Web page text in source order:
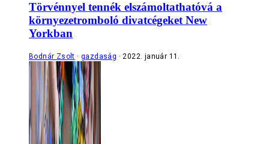
Törvénnyel tennék elszámoltathatóvá a
környezetromboló divatcégeket New
Yorkban
Bodnár Zsolt gazdaság 2022. január 11.